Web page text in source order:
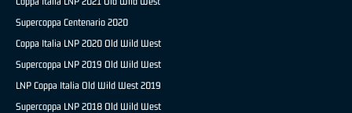
Supercoppa Centenario 2020
Coppa Italia LNP 2020 Old Wild West
Supercoppa LNP 2019 Old Wild West
LNP Coppa Italia Old Wild West 2019
Supercoppa LNP 2018 Old Wild West